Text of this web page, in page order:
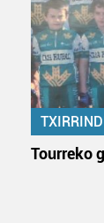
Tourreko